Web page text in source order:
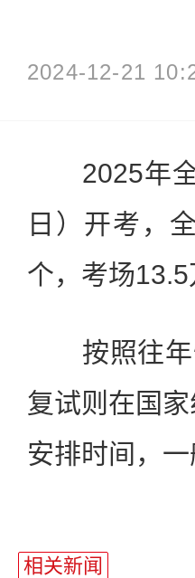
2024-12-21
2025年全
日）开考，
个，考场
按照往年
复试则在国
安排时间，
相关新闻